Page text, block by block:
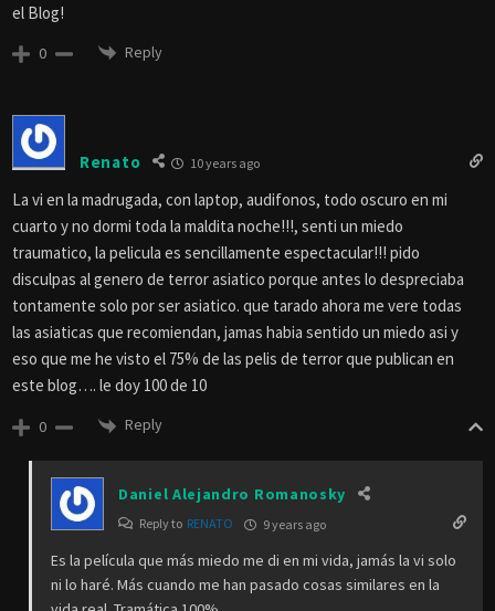
el Blog!
0 Reply
Renato 10 years ago
La vi en la madrugada, con laptop, audifonos, todo oscuro en mi
cuarto y no dormi toda la maldita noche!!!, senti un miedo
traumatico, la pelicula es sencillamente espectacular!!! pido
disculpas al genero de terror asiatico porque antes lo despreciaba
tontamente solo por ser asiatico. que tarado ahora me vere todas
las asiaticas que recomiendan, jamas habia sentido un miedo asi y
eso que me he visto el 75% de las pelis de terror que publican en
este blog…. le doy 100 de 10
0 Reply
Daniel Alejandro Romanosky
Reply to RENATO 9 years ago
Es la película que más miedo me di en mi vida, jamás la vi solo
ni lo haré. Más cuando me han pasado cosas similares en la